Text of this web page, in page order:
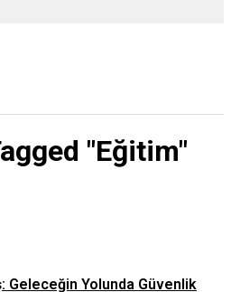
Geleceğin Yolunda Güvenlik
"Eğitim"